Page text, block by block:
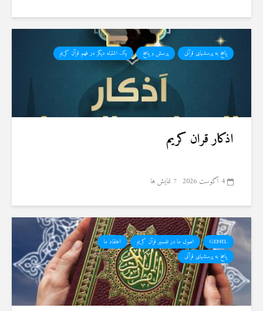
پاسخ به پرسشهای قرآنی پرسش و پاسخ یک اشتباه دیگر در فهم قرآن کریم
اذکار قران کریم
4 آگوست 2026 7 نمایش ها
GENEL اصول ما در تفسیر قرآن کریم
اعتقاد ما
پاسخ به پرسشهای قرآنی